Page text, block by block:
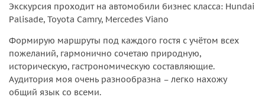
Экскурсия проходит на автомобили бизнес класса: Hundai
Palisade, Toyota Camry, Mercedes Viano
Формирую маршруты под каждого гостя с учётом всех
пожеланий, гармонично сочетаю природную,
историческую, гастрономическую составляющие.
Аудитория моя очень разнообразна – легко нахожу
общий язык со всеми.